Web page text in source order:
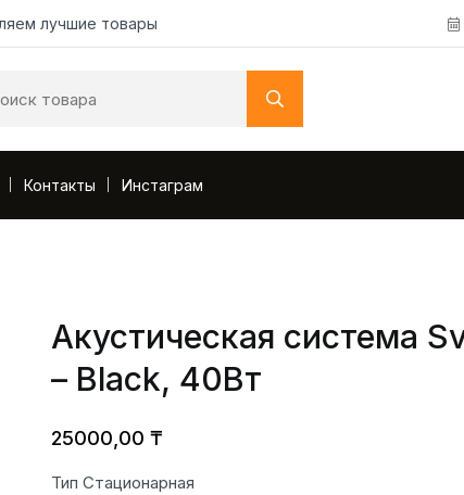
лучшие товары
Контакты Инстаграм
Акустическая система
– Black, 40Вт
25000,00 ₸
Тип Стационарная